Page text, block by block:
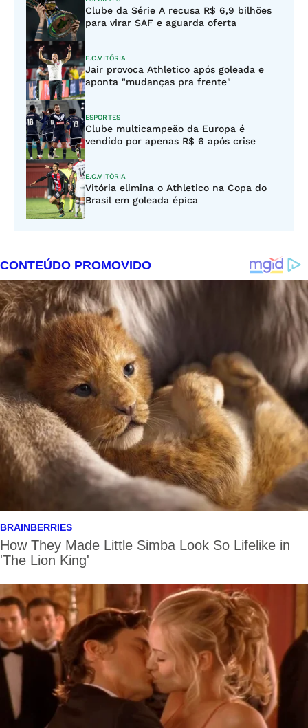
Clube da Série A recusa R$ 6,9 bilhões
para virar SAF e aguarda oferta
E.C.VITÓRIA
Jair provoca Athletico após goleada e
aponta "mudanças pra frente"
ESPORTES
Clube multicampeão da Europa é
vendido por apenas R$ 6 após crise
E.C.VITÓRIA
Vitória elimina o Athletico na Copa do
Brasil em goleada épica